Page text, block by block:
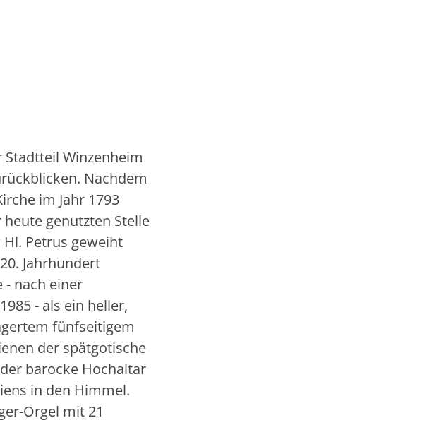
Stadtteil Winzenheim
Nachdem
im Jahr 1793
genutzten Stelle
Petrus geweiht
Jahrhundert
nach einer
- als ein heller,
fünfseitigem
der spätgotische
barocke Hochaltar
in den Himmel.
Orgel mit 21